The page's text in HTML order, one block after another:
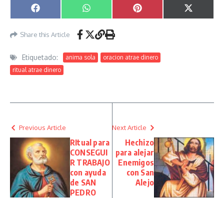
Compartir en
Facebook Compartir en
WhatsApp Compartir en
Pinterest
X
(Twitter)
Share this Article
Etiquetado: anima sola
oracion atrae dinero
ritual atrae dinero
Previous Article
RItual para
CONSEGUI
R TRABAJO
con ayuda
de SAN
PEDRO
Next Article
Hechizo
para alejar
Enemigos
con San
Alejo